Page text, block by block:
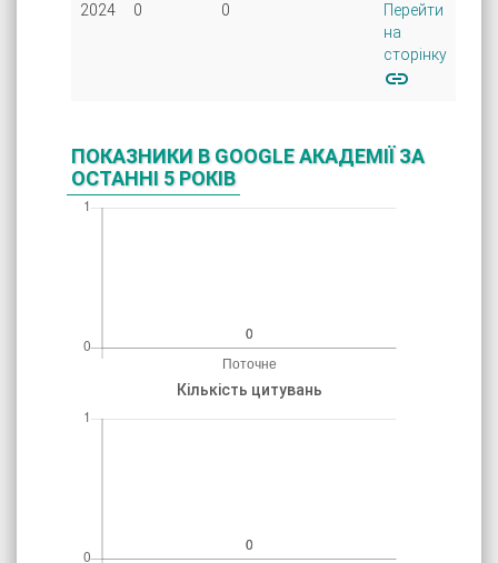
2024 0 0
Перейти
на
сторінку
link
ПОКАЗНИКИ В GOOGLE АКАДЕМІЇ ЗА
ОСТАННІ 5 РОКІВ
Кількість цитувань